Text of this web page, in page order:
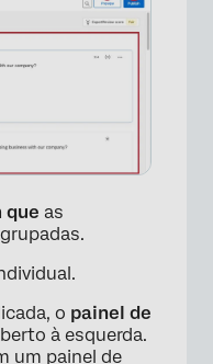
que as
o painel de
à esquerda.
um painel de